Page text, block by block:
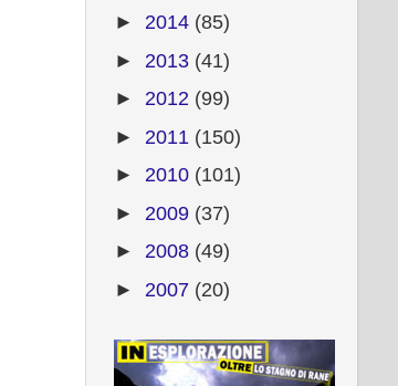
► 2014 (85)
► 2013 (41)
► 2012 (99)
► 2011 (150)
► 2010 (101)
► 2009 (37)
► 2008 (49)
► 2007 (20)